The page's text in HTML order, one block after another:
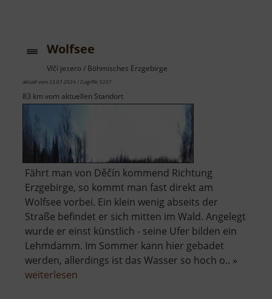
Hag
Wolfsee
Vlčí jezero / Böhmisches Erzgebirge
aktuell vom 23.07.2024 / Zugriffe: 5257
83 km vom aktuellen Standort
Fährt man von Děčín kommend Richtung
Erzgebirge, so kommt man fast direkt am
Wolfsee vorbei. Ein klein wenig abseits der
Straße befindet er sich mitten im Wald. Angelegt
wurde er einst künstlich - seine Ufer bilden ein
Lehmdamm. Im Sommer kann hier gebadet
werden, allerdings ist das Wasser so hoch o.. »
weiterlesen